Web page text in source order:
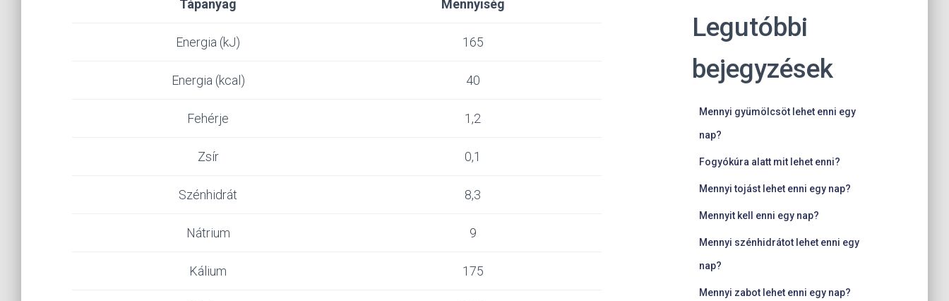
Tápanyag Mennyiség
Energia (kJ) 165
Energia (kcal) 40
Fehérje 1,2
Zsír 0,1
Szénhidrát 8,3
Nátrium 9
Kálium 175
Legutóbbi
bejegyzések
Mennyi gyümölcsöt lehet enni egy
nap?
Fogyókúra alatt mit lehet enni?
Mennyi tojást lehet enni egy nap?
Mennyit kell enni egy nap?
Mennyi szénhidrátot lehet enni egy
nap?
Mennyi zabot lehet enni egy nap?